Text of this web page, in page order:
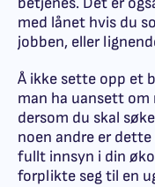
med lånet hvis du
jobben, eller
Å ikke sette opp et
man ha uansett om
dersom du skal
noen andre er
fullt innsyn i din
forplikte seg til en